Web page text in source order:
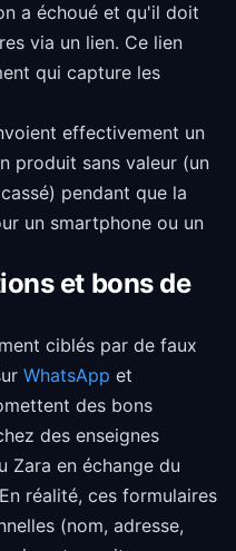
a échoué et qu'il doit
via un lien. Ce lien
qui capture les
effectivement un
produit sans valeur (un
pendant que la
un smartphone ou un
et bons de
ciblés par de faux
WhatsApp et
des bons
des enseignes
Zara en échange du
réalité, ces formulaires
(nom, adresse,